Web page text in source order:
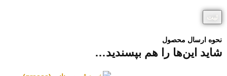
نحوه ارسال محصول
شاید این‌ها را هم بپسندید…